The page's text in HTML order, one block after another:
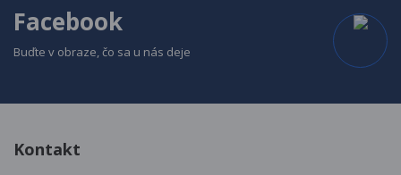
Facebook
Buďte v obraze, čo sa u nás deje
Kontakt